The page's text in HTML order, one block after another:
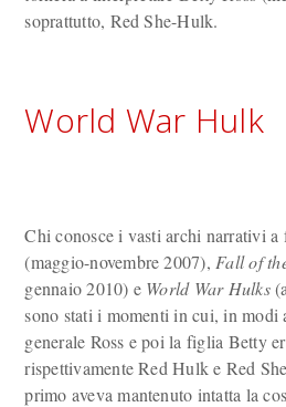
soprattutto, Red She-Hulk.
World War Hulk
Chi conosce i vasti archi narrativi a
(maggio-novembre 2007), Fall of
gennaio 2010) e World War Hulks
sono stati i momenti in cui, in
generale Ross e poi la figlia Betty
rispettivamente Red Hulk e Red
primo aveva mantenuto intatta la